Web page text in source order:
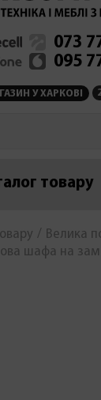
073
095
У ХАРКОВІ
товару
Велика
шафа на